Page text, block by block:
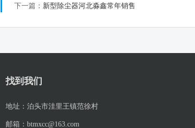
下一篇： 新型除尘器河北淼鑫常年销售
找到我们
地址： 泊头市洼里王镇范徐村
邮箱： btmxcc@163.com